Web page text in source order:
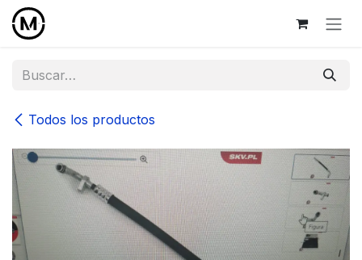
Ir al contenido
Todos los productos